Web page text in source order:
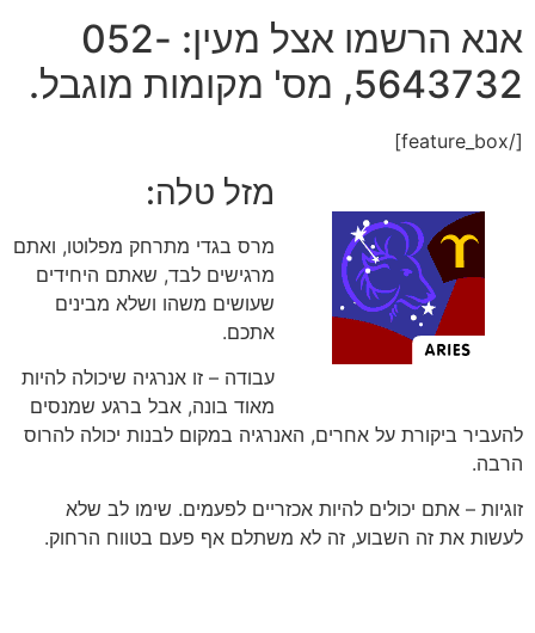
אנא הרשמו אצל מעין: 052-
5643732, מס' מקומות מוגבל.
[/feature_box]
מזל טלה:
מרס בגדי מתרחק מפלוטו, ואתם
מרגישים לבד, שאתם היחידים
שעושים משהו ושלא מבינים
אתכם.
עבודה – זו אנרגיה שיכולה להיות
מאוד בונה, אבל ברגע שמנסים
להעביר ביקורת על אחרים, האנרגיה במקום לבנות יכולה להרוס
הרבה.
זוגיות – אתם יכולים להיות אכזריים לפעמים. שימו לב שלא
לעשות את זה השבוע, זה לא משתלם אף פעם בטווח הרחוק.